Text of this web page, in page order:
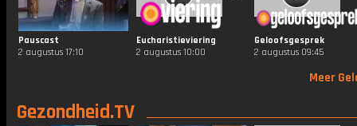
Pauscast
2 augustus 17:10
Eucharistieviering
2 augustus 10:00
Geloofsgesprek
2 augustus 09:45
Meer
Gezondheid.TV